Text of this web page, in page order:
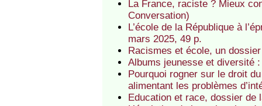
La France, raciste ? Mieux
Conversation)
L’école de la République à
mars 2025, 49 p.
Racismes et école, un
Albums jeunesse et diversité
Pourquoi rogner sur le droit
alimentant les problèmes
Education et race, dossier de